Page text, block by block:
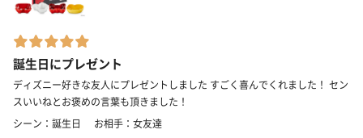
誕生日にプレゼント
ディズニー好きな友人にプレゼントしました すごく喜んでくれました！ セン
スいいねとお褒めの言葉も頂きました！
シーン：誕生日
お相手：女友達